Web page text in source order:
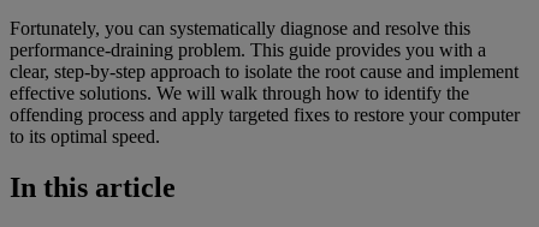
Fortunately, you can systematically diagnose and resolve this
performance-draining problem. This guide provides you with a
clear, step-by-step approach to isolate the root cause and implement
effective solutions. We will walk through how to identify the
offending process and apply targeted fixes to restore your computer
to its optimal speed.
In this article